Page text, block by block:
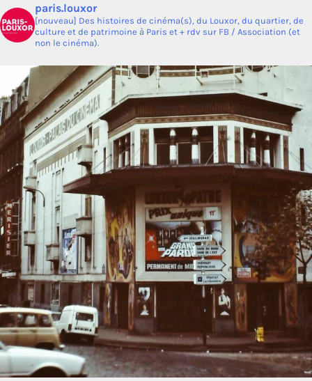
paris.louxor
[nouveau] Des histoires de cinéma(s), du Louxor, du quartier, de
culture et de patrimoine à Paris et + rdv sur FB / Association (et
non le cinéma).